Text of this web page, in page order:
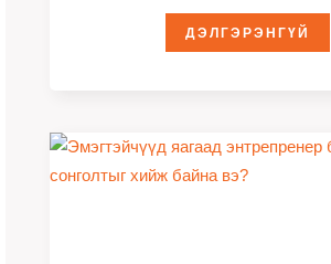
дүгээр сарын 6-наас 5
ДЭЛГЭРЭНГҮЙ